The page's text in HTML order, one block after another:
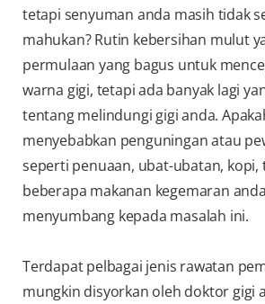
tetapi senyuman anda masih tidak
mahukan? Rutin kebersihan mulut
permulaan yang bagus untuk
warna gigi, tetapi ada banyak lagi
tentang melindungi gigi anda.
menyebabkan penguningan atau
seperti penuaan, ubat-ubatan, kopi,
beberapa makanan kegemaran
menyumbang kepada masalah ini.
Terdapat pelbagai jenis rawatan
mungkin disyorkan oleh doktor gigi